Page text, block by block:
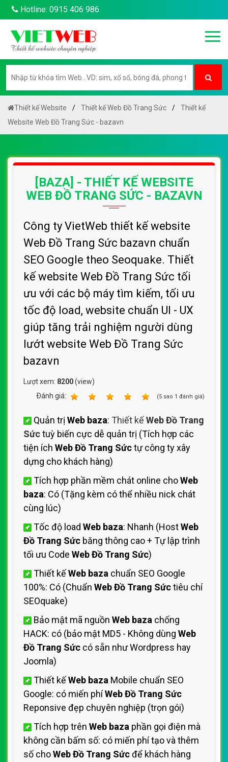
Hotline: 0915 406 986
Thiết kế Website Thiết kế Web Đồ Trang Sức
Thiết kế
Website Web Đồ Trang Sức - bazavn
[BAZA] - THIẾT KẾ WEBSITE
WEB ĐỒ TRANG SỨC - BAZAVN
Công ty VietWeb thiết kế website
Web Đồ Trang Sức bazavn chuẩn
SEO Google theo Seoquake. Thiết
kế website Web Đồ Trang Sức tối
ưu với các bộ máy tìm kiếm, tối ưu
tốc độ load, website chuẩn UI - UX
giúp tăng trải nghiệm người dùng
lướt website Web Đồ Trang Sức
bazavn
Lượt xem: 8200(view)
Ðánh giá:
(5 sao 1 đánh giá)
Quản trị Web baza: Thiết kếWeb Đồ Trang
Sứctuỳ biến cực dễ quản trị (Tích hợp các
tiện ích Web Đồ Trang Sứctự công ty xây
dựng cho khách hàng)
Tích hợp phần mềm chát online choWeb
baza: Có (Tặng kèm có thể nhiều nick chát
cùng lúc)
Tốc độ load Web baza: Nhanh (HostWeb
Đồ Trang Sức băng thông cao + Tự lập trình
tối ưu Code Web Đồ Trang Sức)
Thiết kếWeb baza chuẩn SEO Google
100%: Có (Chuẩn Web Đồ Trang Sứctiêu chí
SEOquake)
Bảo mật mã nguồn Web baza chống
HACK: có (bảo mật MD5 - Không dùng Web
Đồ Trang Sức có sẵn như Wordpress hay
Joomla)
Thiết kếWeb baza Mobile chuẩn SEO
Google: có miến phíWeb Đồ Trang Sức
Reponsive đẹp chuyên nghiệp (trọn gói)
Tích hợp trên Web baza phần gọi điện mà
không cần bấm số: có miến phí tạo và thêm
số choWeb Đồ Trang Sứcđể khách hàng